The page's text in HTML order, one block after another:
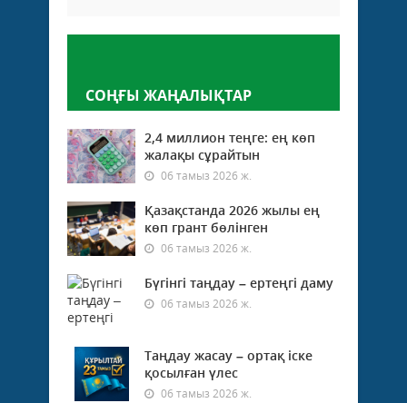
СОҢҒЫ ЖАҢАЛЫҚТАР
2,4 миллион теңге: ең көп
жалақы сұрайтын
06 тамыз 2026 ж.
Қазақстанда 2026 жылы ең
көп грант бөлінген
06 тамыз 2026 ж.
Бүгінгі таңдау – ертеңгі даму
06 тамыз 2026 ж.
Таңдау жасау – ортақ іске
қосылған үлес
06 тамыз 2026 ж.